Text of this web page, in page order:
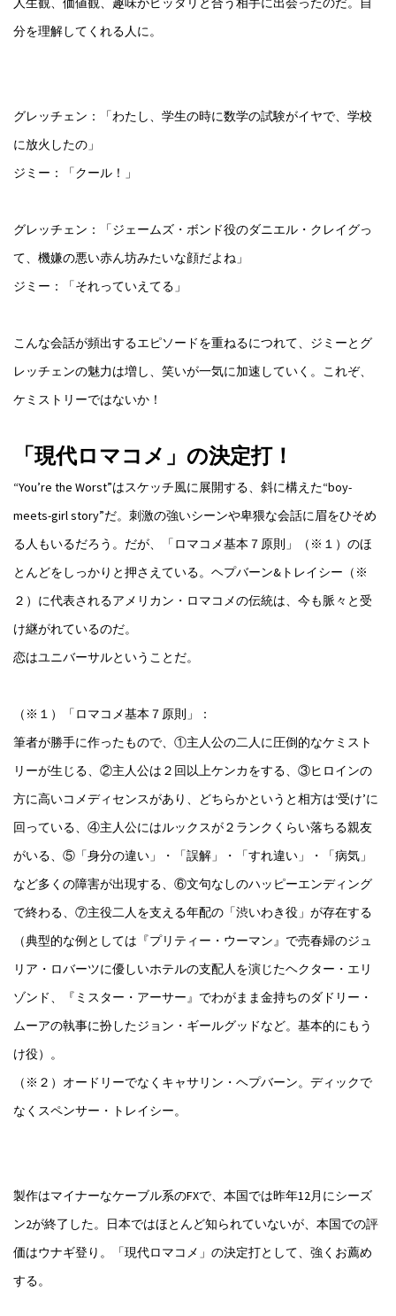
分を理解してくれる人に。
グレッチェン：「わたし、学生の時に数学の試験がイヤで、学校
に放火したの」
ジミー：「クール！」
グレッチェン：「ジェームズ・ボンド役のダニエル・クレイグっ
て、機嫌の悪い赤ん坊みたいな顔だよね」
ジミー：「それっていえてる」
こんな会話が頻出するエピソードを重ねるにつれて、ジミーとグ
レッチェンの魅力は増し、笑いが一気に加速していく。これぞ、
ケミストリーではないか！
「現代ロマコメ」の決定打！
“You’re the Worst”はスケッチ風に展開する、斜に構えた“boy-
meets-girl story”だ。刺激の強いシーンや卑猥な会話に眉をひそめ
る人もいるだろう。だが、「ロマコメ基本７原則」（※１）のほ
とんどをしっかりと押さえている。ヘプバーン&トレイシー（※
２）に代表されるアメリカン・ロマコメの伝統は、今も脈々と受
け継がれているのだ。
恋はユニバーサルということだ。
（※１）「ロマコメ基本７原則」：
筆者が勝手に作ったもので、①主人公の二人に圧倒的なケミスト
リーが生じる、②主人公は２回以上ケンカをする、③ヒロインの
方に高いコメディセンスがあり、どちらかというと相方は‘受け’に
回っている、④主人公にはルックスが２ランクくらい落ちる親友
がいる、⑤「身分の違い」・「誤解」・「すれ違い」・「病気」
など多くの障害が出現する、⑥文句なしのハッピーエンディング
で終わる、⑦主役二人を支える年配の「渋いわき役」が存在する
（典型的な例としては『プリティー・ウーマン』で売春婦のジュ
リア・ロバーツに優しいホテルの支配人を演じたヘクター・エリ
ゾンド、『ミスター・アーサー』でわがまま金持ちのダドリー・
ムーアの執事に扮したジョン・ギールグッドなど。基本的にもう
け役）。
（※２）オードリーでなくキャサリン・ヘプバーン。ディックで
なくスペンサー・トレイシー。
製作はマイナーなケーブル系のFXで、本国では昨年12月にシーズ
ン2が終了した。日本ではほとんど知られていないが、本国での評
価はウナギ登り。「現代ロマコメ」の決定打として、強くお薦め
する。